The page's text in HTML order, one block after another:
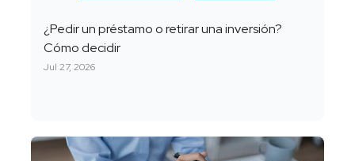
¿Pedir un préstamo o retirar una inversión?
Cómo decidir
Jul 27, 2026